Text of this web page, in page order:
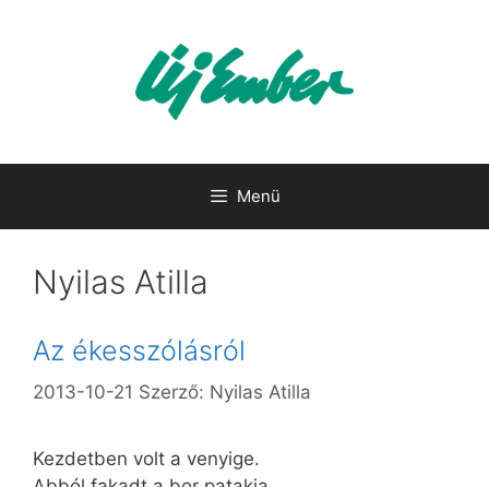
Menü
Nyilas Atilla
Az ékesszólásról
2013-10-21 Szerző: Nyilas Atilla
Kezdetben volt a venyige.